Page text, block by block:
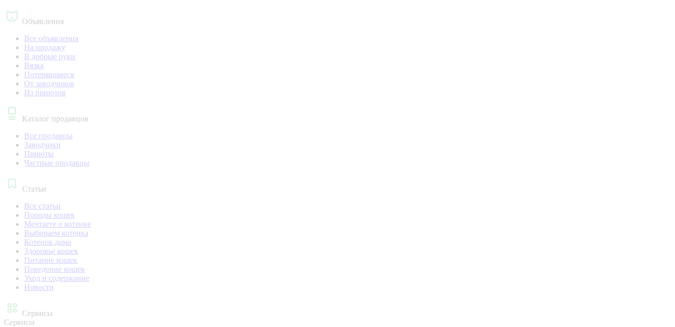
Объявления
Все объявления
На продажу
В добрые руки
Вязка
Потерявшиеся
От заводчиков
Из приютов
Каталог продавцов
Все продавцы
Заводчики
Приюты
Частные продавцы
Статьи
Все статьи
Породы кошек
Мечтаете о котенке
Выбираем котенка
Котенок дома
Здоровье кошек
Питание кошек
Поведение кошек
Уход и содержание
Новости
Сервисы
Сервисы